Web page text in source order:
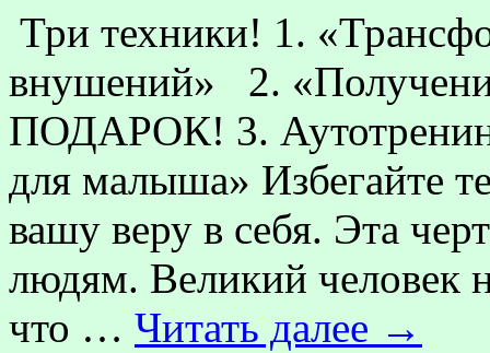
Три техники! 1.
внушений» 2.
ПОДАРОК! 3.
для малыша» Избегайте
вашу веру в себя. Эта
людям. Великий человек
что … Читать далее →